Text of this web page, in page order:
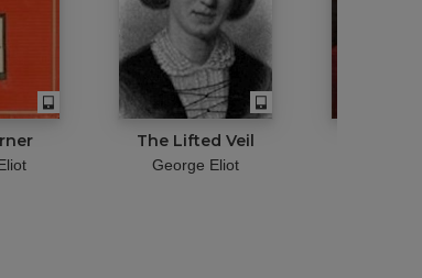
The Lifted Veil
George Eliot